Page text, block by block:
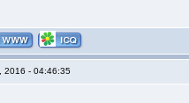
2016 - 04:46:35